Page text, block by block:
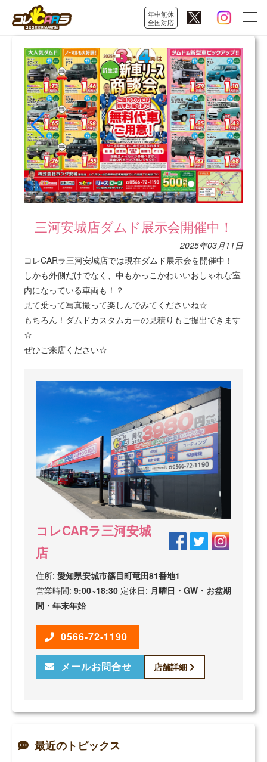
年中無休
全国対応
三河安城店ダムド展示会開催中！
2025年03月11日
コレCARラ三河安城店では現在ダムド展示会を開催中！
しかも外側だけでなく、中もかっこかわいいおしゃれな室
内になっている車両も！？
見て乗って写真撮って楽しんでみてくださいね☆
もちろん！ダムドカスタムカーの見積りもご提出できます
☆
ぜひご来店ください☆
コレCARラ三河安城
店
住所: 愛知県安城市篠目町竜田81番地1
営業時間: 9:00~18:30 定休日: 月曜日・GW・お盆期
間・年末年始
0566-72-1190
メールお問合せ 店舗詳細
最近のトピックス